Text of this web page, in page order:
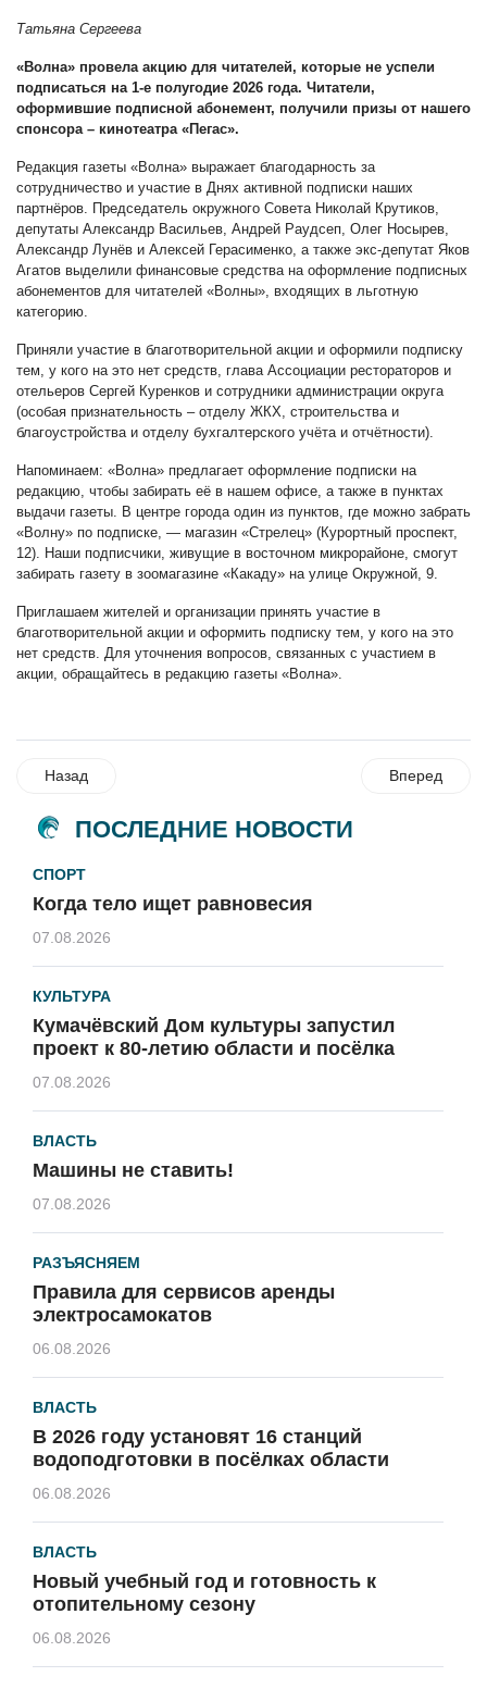
Татьяна Сергеева
«Волна» провела акцию для читателей, которые не успели
подписаться на 1-е полугодие 2026 года. Читатели,
оформившие подписной абонемент, получили призы от нашего
спонсора – кинотеатра «Пегас».
Редакция газеты «Волна» выражает благодарность за
сотрудничество и участие в Днях активной подписки наших
партнёров. Председатель окружного Совета Николай Крутиков,
депутаты Александр Васильев, Андрей Раудсеп, Олег Носырев,
Александр Лунёв и Алексей Герасименко, а также экс-депутат Яков
Агатов выделили финансовые средства на оформление подписных
абонементов для читателей «Волны», входящих в льготную
категорию.
Приняли участие в благотворительной акции и оформили подписку
тем, у кого на это нет средств, глава Ассоциации рестораторов и
отельеров Сергей Куренков и сотрудники администрации округа
(особая признательность – отделу ЖКХ, строительства и
благоустройства и отделу бухгалтерского учёта и отчётности).
Напоминаем: «Волна» предлагает оформление подписки на
редакцию, чтобы забирать её в нашем офисе, а также в пунктах
выдачи газеты. В центре города один из пунктов, где можно забрать
«Волну» по подписке, — магазин «Стрелец» (Курортный проспект,
12). Наши подписчики, живущие в восточном микрорайоне, смогут
забирать газету в зоомагазине «Какаду» на улице Окружной, 9.
Приглашаем жителей и организации принять участие в
благотворительной акции и оформить подписку тем, у кого на это
нет средств. Для уточнения вопросов, связанных с участием в
акции, обращайтесь в редакцию газеты «Волна».
Назад Вперед
ПОСЛЕДНИЕ НОВОСТИ
СПОРТ
Когда тело ищет равновесия
07.08.2026
КУЛЬТУРА
Кумачёвский Дом культуры запустил
проект к 80-летию области и посёлка
07.08.2026
ВЛАСТЬ
Машины не ставить!
07.08.2026
РАЗЪЯСНЯЕМ
Правила для сервисов аренды
электросамокатов
06.08.2026
ВЛАСТЬ
В 2026 году установят 16 станций
водоподготовки в посёлках области
06.08.2026
ВЛАСТЬ
Новый учебный год и готовность к
отопительному сезону
06.08.2026